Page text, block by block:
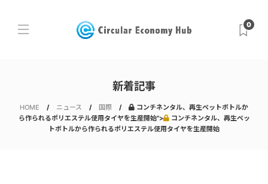
0
新着記事
HOME ニュース 国際
コンチネンタル、再生ペットボトルか
ら作られるポリエステル使用タイヤを生産開始">
コンチネンタル、再生ペッ
トボトルから作られるポリエステル使用タイヤを生産開始